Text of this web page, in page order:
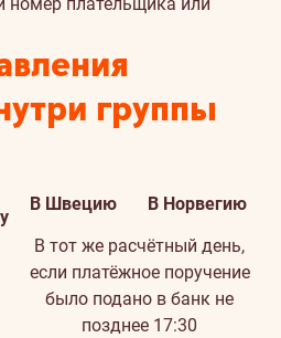
группы
В Швецию В Норвегию
В тот же расчётный день,
если платёжное поручение
было подано в банк не
позднее 17:30